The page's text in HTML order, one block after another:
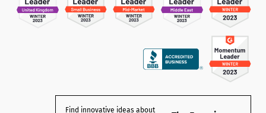
Find innovative ideas about